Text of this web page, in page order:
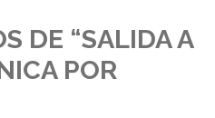
DE “SALIDA A
POR